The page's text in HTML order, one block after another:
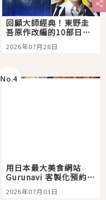
回顧大師經典！東野圭
吾原作改編的10部日本
影視作品推薦
2026年07月28日
No.4
用日本最大美食網站
Gurunavi 客製化預約九
大都市餐廳，打造專屬
美食體驗！
2026年07月03日